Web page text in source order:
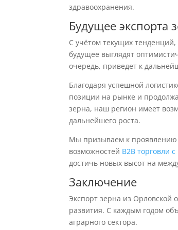
здравоохранения.
Будущее экспорта
С учётом текущих тенденций,
будущее выглядят
очередь, приведет к
Благодаря успешной
позиции на рынке и
зерна, наш регион имеет
дальнейшего роста.
Мы призываем к проявлению
возможностей B2B торговли
достичь новых высот на
Заключение
Экспорт зерна из Орловской
развития. С каждым годом
аграрного сектора.